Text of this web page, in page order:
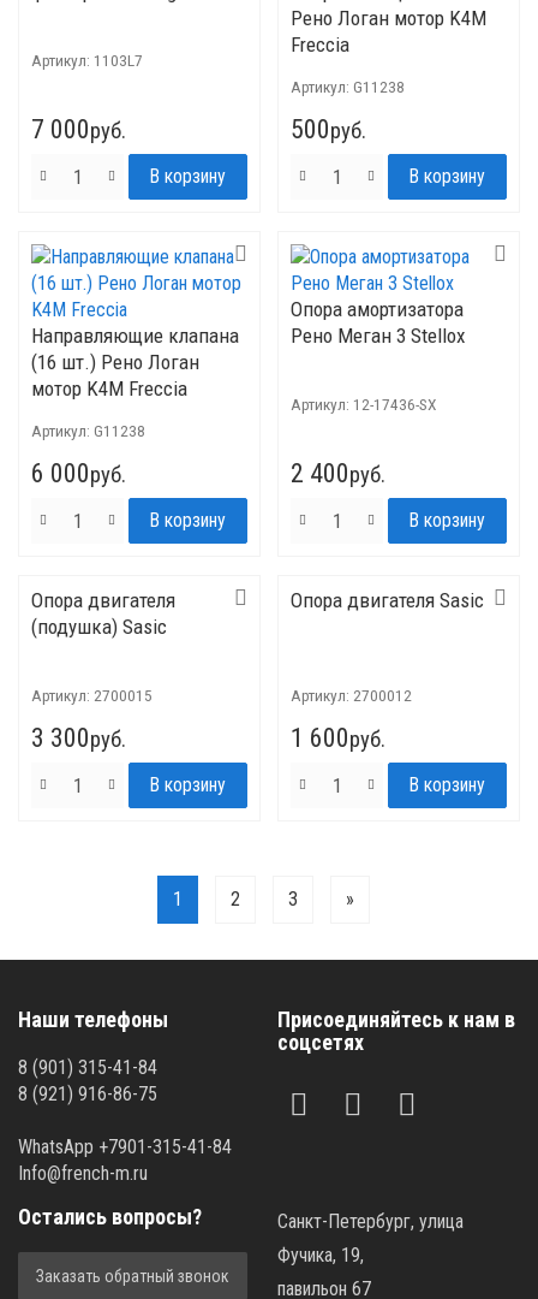
Артикул: 1103L7
7 000руб.
Рено Логан мотор K4M
Freccia
Артикул: G11238
500руб.
Направляющие клапана
(16 шт.) Рено Логан
мотор K4M Freccia
Артикул: G11238
6 000руб.
Опора амортизатора
Рено Меган 3 Stellox
Артикул: 12-17436-SX
2 400руб.
Опора двигателя
(подушка) Sasic
Артикул: 2700015
3 300руб.
Опора двигателя Sasic
Артикул: 2700012
1 600руб.
1 2 3 »
Наши телефоны
8 (901) 315-41-84
8 (921) 916-86-75
WhatsApp +7901-315-41-84
Info@french-m.ru
Присоединяйтесь к нам в
соцсетях
Остались вопросы?
Заказать обратный звонок
Санкт-Петербург, улица
Фучика, 19,
павильон 67